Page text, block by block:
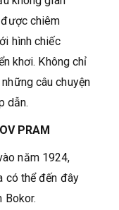
được chiêm
hình chiếc
khơi. Không chỉ
câu chuyện
dẫn.
PRAM
năm 1924,
có thể đến đây
Bokor.